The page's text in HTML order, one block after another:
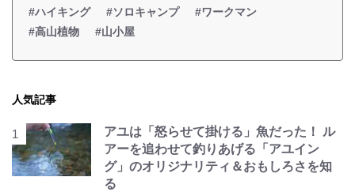
#ハイキング
#ソロキャンプ
#ワークマン
#高山植物
#山小屋
人気記事
アユは「怒らせて掛ける」魚だった！ ル
アーを追わせて釣りあげる「アユイン
グ」のオリジナリティ＆おもしろさを知
る